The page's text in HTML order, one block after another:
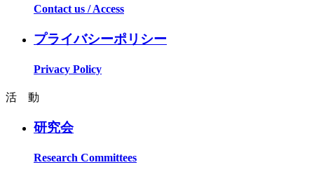
Contact us / Access
プライバシーポリシー
Privacy Policy
活 動
研究会
Research Committees